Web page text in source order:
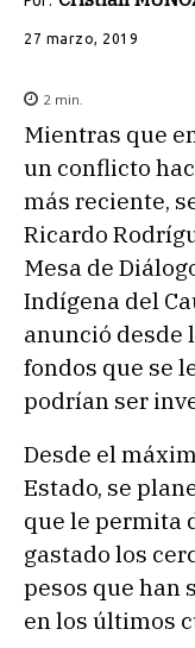
27 marzo, 2019
2 min.
Mientras que
un conflicto
más reciente,
Ricardo
Mesa de
Indígena del
anunció desde
fondos que se
podrían ser
Desde el
Estado, se
que le permita
gastado los
pesos que han
en los últimos